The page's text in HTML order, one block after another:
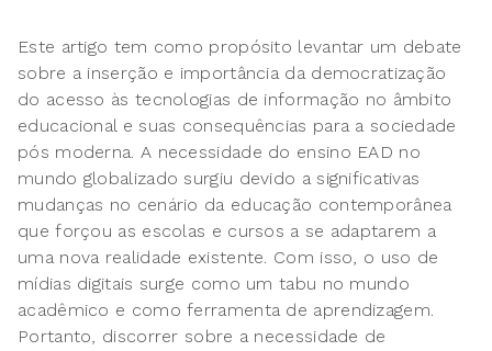
Este artigo tem como propósito levantar um debate
sobre a inserção e importância da democratização
do acesso às tecnologias de informação no âmbito
educacional e suas consequências para a sociedade
pós moderna. A necessidade do ensino EAD no
mundo globalizado surgiu devido a significativas
mudanças no cenário da educação contemporânea
que forçou as escolas e cursos a se adaptarem a
uma nova realidade existente. Com isso, o uso de
mídias digitais surge como um tabu no mundo
acadêmico e como ferramenta de aprendizagem.
Portanto, discorrer sobre a necessidade de